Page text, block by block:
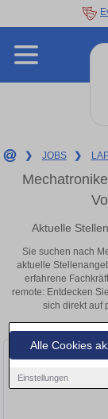
Alle Cookies
Einstellungen
❯ JOBS ❯
Aktuelle
Sie suchen nach
aktuelle
erfahrene
remote: Entdecken
sich direkt auf